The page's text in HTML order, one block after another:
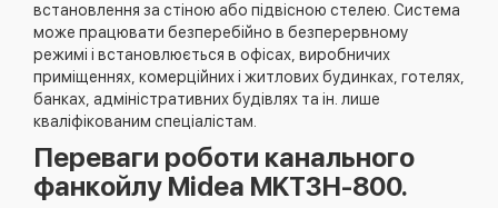
встановлення за стіною або підвісною стелею. Система
може працювати безперебійно в безперервному
режимі і встановлюється в офісах, виробничих
приміщеннях, комерційних і житлових будинках, готелях,
банках, адміністративних будівлях та ін. лише
кваліфікованим спеціалістам.
Переваги роботи канального
фанкойлу Midea MKT3H-800.